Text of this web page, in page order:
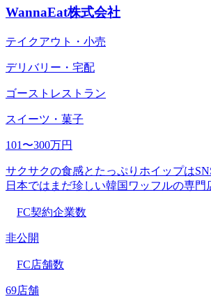
WannaEat株式会社
テイクアウト・小売
デリバリー・宅配
ゴーストレストラン
スイーツ・菓子
101〜300万円
サクサクの食感とたっぷりホイップは
日本ではまだ珍しい韓国ワッフルの専門
FC契約企業数
非公開
FC店舗数
69店舗